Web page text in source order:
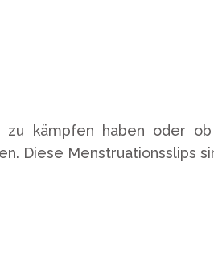
kämpfen haben oder
Diese Menstruationsslips